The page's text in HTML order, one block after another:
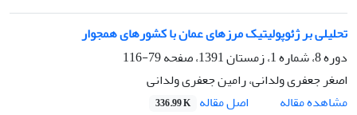
تحلیلی بر ژئوپولیتیک مرزهای عمان با کشورهای همجوار
دوره 8، شماره 1، زمستان 1391، صفحه
79-116
اصغر جعفری ولدانی، رامین جعفری ولدانی
مشاهده مقاله
اصل مقاله 336.99 K